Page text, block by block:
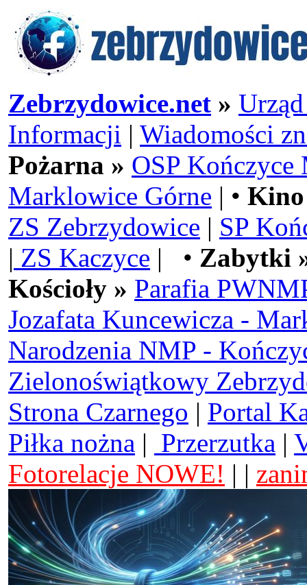
Zebrzydowice.net »
Informacji | Wiadomości
Pożarna » OSP Kończyce
Marklowice Górne | •
ZS Zebrzydowice | SP
| ZS Kaczyce | • Zabytki
Kościoły » Parafia
Jozafata Kuncewicza -
Narodzenia NMP -
Zielonoświątkowy
Strona Czarnego | Portal
Piłka nożna | Przerzutka |
Fotorelacje NOWE! | |